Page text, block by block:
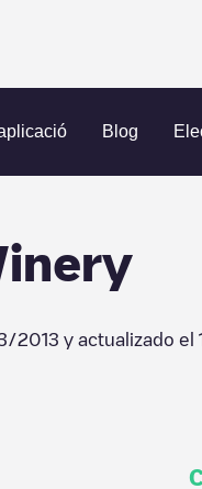
Blog
County Mount Airy
2013 y actualizado el